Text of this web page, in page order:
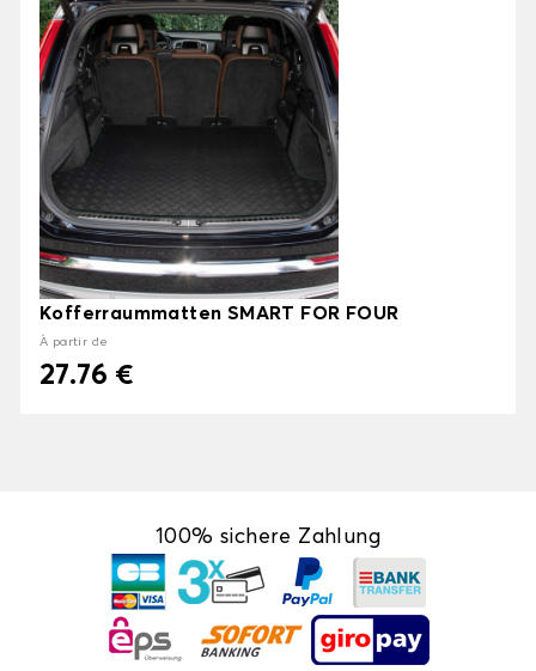
Kofferraummatten SMART FOR FOUR
À partir de
27.76 €
100% sichere Zahlung